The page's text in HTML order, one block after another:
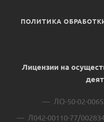
ПОЛИТИКА
Лицензии на
ЛО-50-02-
Л042-00110-77/